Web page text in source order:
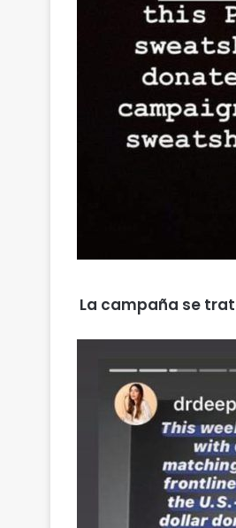
La campaña se